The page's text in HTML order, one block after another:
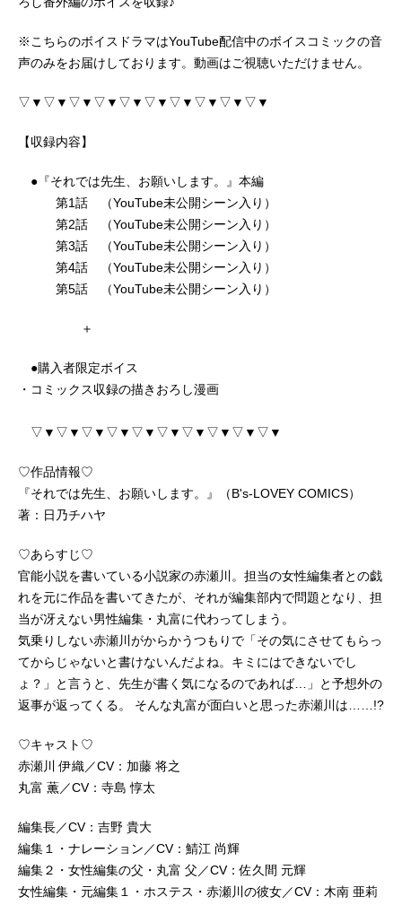
※こちらのボイスドラマはYouTube配信中のボイスコミックの音
声のみをお届けしております。動画はご視聴いただけません。
▽▼▽▼▽▼▽▼▽▼▽▼▽▼▽▼▽▼▽▼
【収録内容】
●『それでは先生、お願いします。』本編
第1話 （YouTube未公開シーン入り）
第2話 （YouTube未公開シーン入り）
第3話 （YouTube未公開シーン入り）
第4話 （YouTube未公開シーン入り）
第5話 （YouTube未公開シーン入り）
＋
●購入者限定ボイス
・コミックス収録の描きおろし漫画
▽▼▽▼▽▼▽▼▽▼▽▼▽▼▽▼▽▼▽▼
♡作品情報♡
『それでは先生、お願いします。』（B's-LOVEY COMICS）
著：日乃チハヤ
♡あらすじ♡
官能小説を書いている小説家の赤瀬川。担当の女性編集者との戯
れを元に作品を書いてきたが、それが編集部内で問題となり、担
当が冴えない男性編集・丸富に代わってしまう。
気乗りしない赤瀬川がからかうつもりで「その気にさせてもらっ
てからじゃないと書けないんだよね。キミにはできないでし
ょ？」と言うと、先生が書く気になるのであれば…」と予想外の
返事が返ってくる。 そんな丸富が面白いと思った赤瀬川は……!?
♡キャスト♡
赤瀬川 伊織／CV：加藤 将之
丸富 薫／CV：寺島 惇太
編集長／CV：吉野 貴大
編集１・ナレーション／CV：鯖江 尚輝
編集２・女性編集の父・丸富 父／CV：佐久間 元輝
女性編集・元編集１・ホステス・赤瀬川の彼女／CV：木南 亜莉